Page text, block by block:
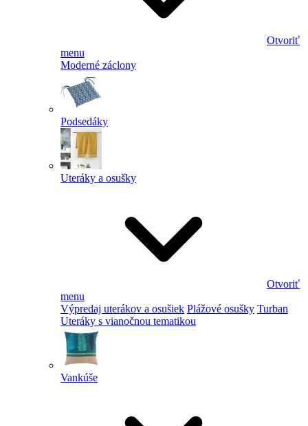
Otvoriť
menu
Moderné záclony
Podsedáky
Uteráky a osušky
Otvoriť
menu
Výpredaj uterákov a osušiek Plážové osušky Turban
Uteráky s vianočnou tematikou
Vankúše